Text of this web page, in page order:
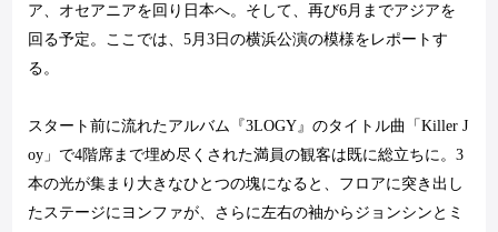
ア、オセアニアを回り日本へ。そして、再び6月までアジアを
回る予定。ここでは、5月3 日の横浜公演の模様をレポートす
る。
スタート前に流れたアルバム『3LOGY』のタイトル曲「Killer J
oy 」で4階席まで埋め尽くされた満員の観客は既に総立ちに。3
本の光が集まり大きなひとつの塊になると、フロアに突き出し
たステージにヨンファが、さらに左右の袖からジョンシンとミ